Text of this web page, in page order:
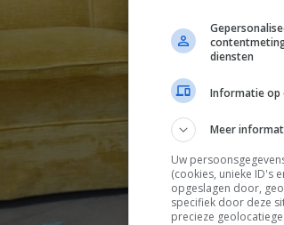
diensten
Informatie op
Meer
Uw
(cookies, unieke ID's
opgeslagen door,
specifiek door deze
precieze